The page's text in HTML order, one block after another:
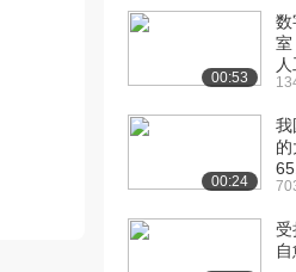
00:53
数
室
人
00:24
我
受